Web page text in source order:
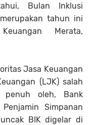
Bulan Inklusi
tahun ini
Merata,
Jasa Keuangan
(LJK) salah
oleh, Bank
Simpanan
BIK digelar di